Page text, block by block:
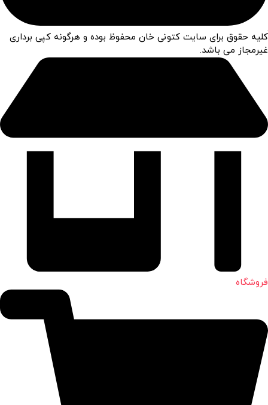
کلیه حقوق برای سایت کتونی خان محفوظ بوده و هرگونه کپی برداری
غیرمجاز می باشد.
فروشگاه